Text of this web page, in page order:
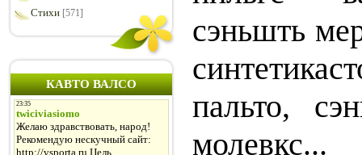
Стихи [571]
КАВТО ВАЛСО
сэньшть
пальто,
молевкс...